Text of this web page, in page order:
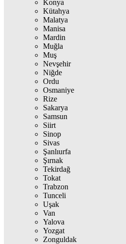
Konya
Kütahya
Malatya
Manisa
Mardin
Muğla
Muş
Nevşehir
Niğde
Ordu
Osmaniye
Rize
Sakarya
Samsun
Siirt
Sinop
Sivas
Şanlıurfa
Şırnak
Tekirdağ
Tokat
Trabzon
Tunceli
Uşak
Van
Yalova
Yozgat
Zonguldak